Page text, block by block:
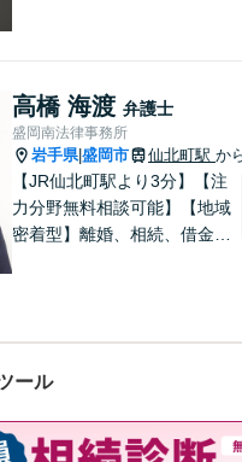
対応が可能です。可能な限り
専門用語は避け、依頼者様が
理解しやすい対応を心がけて
います。【土日祝・時間外対
応可】
高橋 海渡 弁護士
盛岡南法律事務所
岩手県|盛岡市 仙北町駅 か
【JR仙北町駅より3分】【注
力分野無料相談可能】【地域
密着型】離婚、相続、借金、
っています。どんなささいな
にご相談ください。
ール